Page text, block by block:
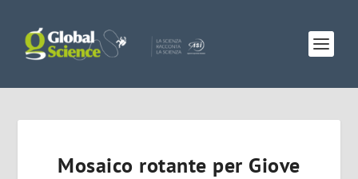
Mosaico rotante per Giove